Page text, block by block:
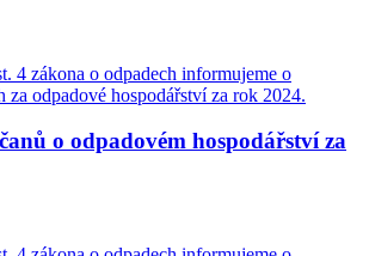
4 zákona o odpadech informujeme o
za odpadové hospodářství za rok 2024.
o odpadovém hospodářství za